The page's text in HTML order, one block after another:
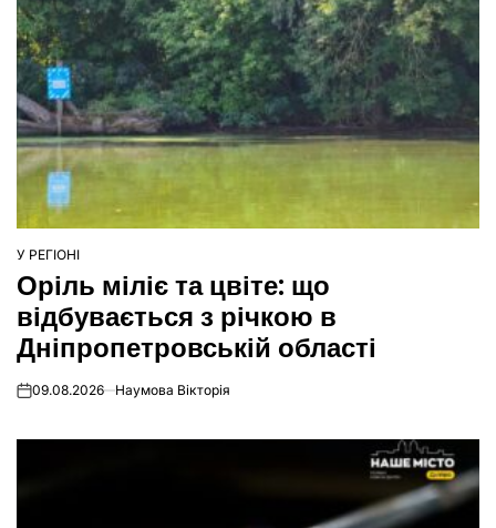
ОПУБЛІКУВАТИ
У
У РЕГІОНІ
Оріль міліє та цвіте: що
відбувається з річкою в
Дніпропетровській області
on09.08.2026 Наумова Вікторія